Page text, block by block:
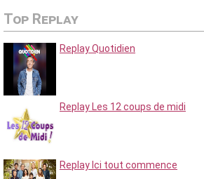
Top Replay
Replay Quotidien
Replay Les 12 coups de midi
Replay Ici tout commence